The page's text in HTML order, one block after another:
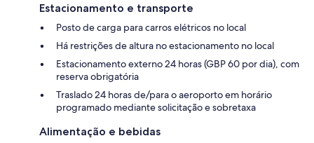
Estacionamento e transporte
Posto de carga para carros elétricos no local
Há restrições de altura no estacionamento no local
Estacionamento externo 24 horas (GBP 60 por dia), com
reserva obrigatória
Traslado 24 horas de/para o aeroporto em horário
programado mediante solicitação e sobretaxa
Alimentação e bebidas